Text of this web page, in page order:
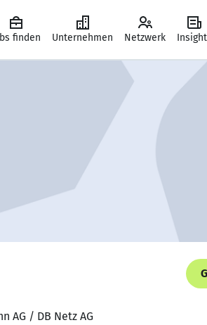
finden Unternehmen Netzwerk
AG / DB Netz AG